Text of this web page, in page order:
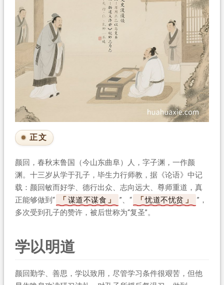
正文
颜回，春秋末鲁国（今山东曲阜）人，字子渊，一作颜
渊。十三岁从学于孔子，毕生力行师教，据《论语》中记
载：颜回敏而好学、德行出众、志向远大、尊师重道，真
正能够做到“
谋道不谋食 ”、“ 忧道不忧贫
”，
多次受到孔子的赞许，被后世称为“复圣”。
学以明道
颜回勤学、善思，学以致用，尽管学习条件很艰苦，但他